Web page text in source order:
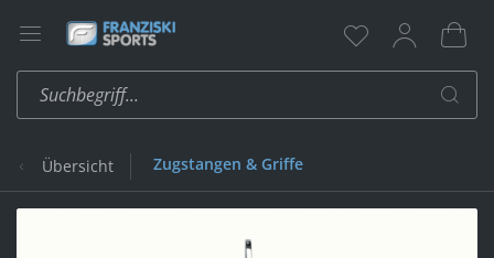
Übersicht Zugstangen & Griffe